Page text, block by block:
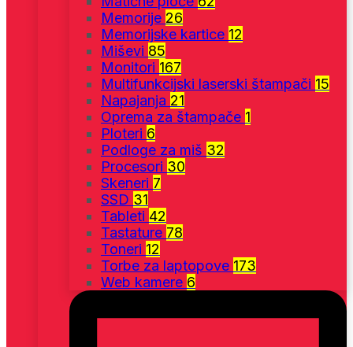
Memorije 26
Memorijske kartice 12
Miševi 85
Monitori 167
Multifunkcijski laserski štampači 15
Napajanja 21
Oprema za štampače 1
Ploteri 6
Podloge za miš 32
Procesori 30
Skeneri 7
SSD 31
Tableti 42
Tastature 78
Toneri 12
Torbe za laptopove 173
Web kamere 6